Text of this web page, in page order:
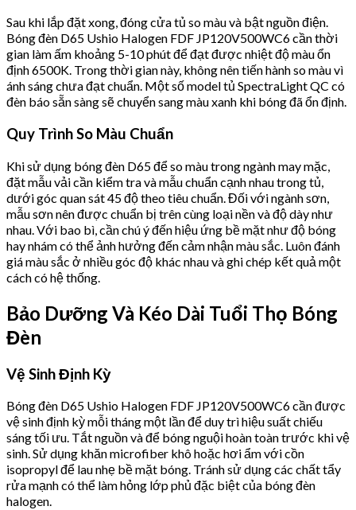
Sau khi lắp đặt xong, đóng cửa tủ so màu và bật nguồn điện.
Bóng đèn D65 Ushio Halogen FDF JP120V500WC6 cần thời
gian làm ấm khoảng 5-10 phút để đạt được nhiệt độ màu ổn
định 6500K. Trong thời gian này, không nên tiến hành so màu vì
ánh sáng chưa đạt chuẩn. Một số model tủ SpectraLight QC có
đèn báo sẵn sàng sẽ chuyển sang màu xanh khi bóng đã ổn định.
Quy Trình So Màu Chuẩn
Khi sử dụng bóng đèn D65 để so màu trong ngành may mặc,
đặt mẫu vải cần kiểm tra và mẫu chuẩn cạnh nhau trong tủ,
dưới góc quan sát 45 độ theo tiêu chuẩn. Đối với ngành sơn,
mẫu sơn nên được chuẩn bị trên cùng loại nền và độ dày như
nhau. Với bao bì, cần chú ý đến hiệu ứng bề mặt như độ bóng
hay nhám có thể ảnh hưởng đến cảm nhận màu sắc. Luôn đánh
giá màu sắc ở nhiều góc độ khác nhau và ghi chép kết quả một
cách có hệ thống.
Bảo Dưỡng Và Kéo Dài Tuổi Thọ Bóng
Đèn
Vệ Sinh Định Kỳ
Bóng đèn D65 Ushio Halogen FDF JP120V500WC6 cần được
vệ sinh định kỳ mỗi tháng một lần để duy trì hiệu suất chiếu
sáng tối ưu. Tắt nguồn và để bóng nguội hoàn toàn trước khi vệ
sinh. Sử dụng khăn microfiber khô hoặc hơi ẩm với cồn
isopropyl để lau nhẹ bề mặt bóng. Tránh sử dụng các chất tẩy
rửa mạnh có thể làm hỏng lớp phủ đặc biệt của bóng đèn
halogen.